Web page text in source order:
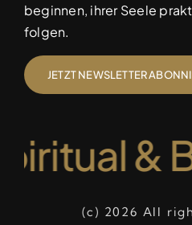
beginnen, ihrer Seele
folgen.
JETZT NEWSLETTER
&
(c) 2026 All